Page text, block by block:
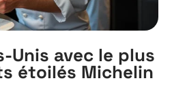
Unis avec le plus
étoilés Michelin